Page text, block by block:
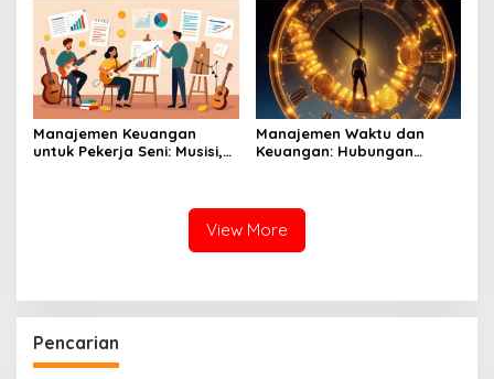
Manajemen Keuangan
untuk Pekerja Seni: Musisi,
Manajemen Waktu dan
Keuangan: Hubungan
View More
Pencarian